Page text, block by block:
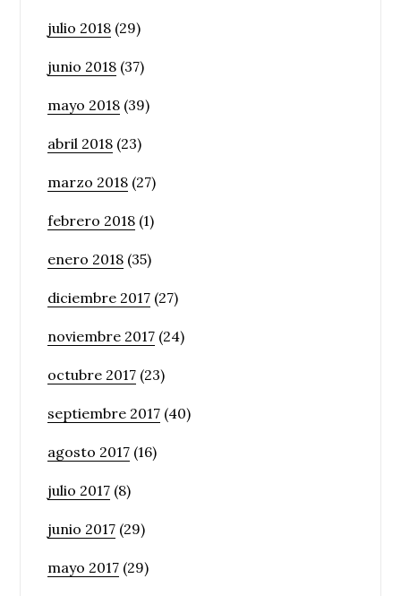
julio 2018 (29)
junio 2018 (37)
mayo 2018 (39)
abril 2018 (23)
marzo 2018 (27)
febrero 2018 (1)
enero 2018 (35)
diciembre 2017 (27)
noviembre 2017 (24)
octubre 2017 (23)
septiembre 2017 (40)
agosto 2017 (16)
julio 2017 (8)
junio 2017 (29)
mayo 2017 (29)